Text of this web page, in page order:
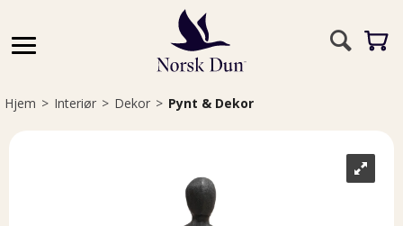
Hjem>Interiør>Dekor>Pynt & Dekor